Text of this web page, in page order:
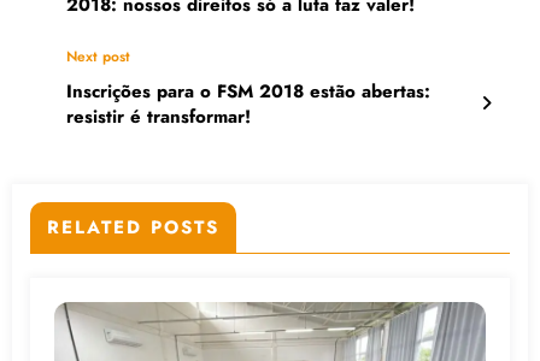
Next post
Inscrições para o FSM 2018 estão abertas:
resistir é transformar!
RELATED POSTS